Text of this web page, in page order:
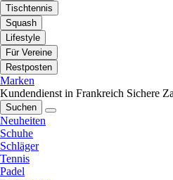
Tischtennis
Squash
Lifestyle
Für Vereine
Restposten
Marken
Kundendienst in Frankreich Sichere
Suchen
Neuheiten
Schuhe
Schläger
Tennis
Padel